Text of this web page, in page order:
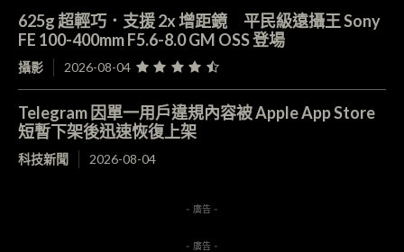
625g 超輕巧．支援 2x 增距鏡 平民級遠攝王 Sony
FE 100-400mm F5.6-8.0 GM OSS 登場
攝影 2026-08-04
Telegram 因單一用戶違規內容被 Apple App Store
短暫下架後迅速恢復上架
科技新聞 2026-08-04
- 廣告 -
- 廣告 -